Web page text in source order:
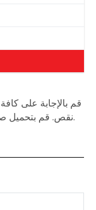
قم بالإجابة على
نقص. قم بتحميل صورة تم تصويرها في غضون أخر ستة أشهر.